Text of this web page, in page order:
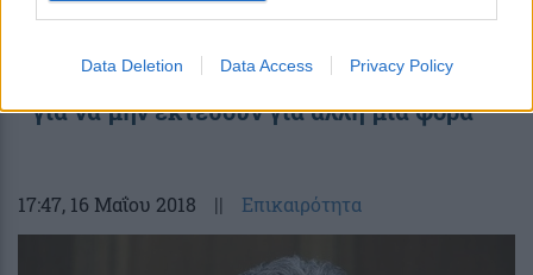
Data Deletion Data Access Privacy Policy
Κοντονής για παραίτηση Σακελλαρίου:
ΝΔ, ΠΑΣΟΚ και Βερβεσός ας μελετήσουν
την ανακοίνωση των δικαστών του ΣτΕ
για να μην εκτεθούν για άλλη μια φορά
17:47, 16 Μαΐου 2018 || Επικαιρότητα